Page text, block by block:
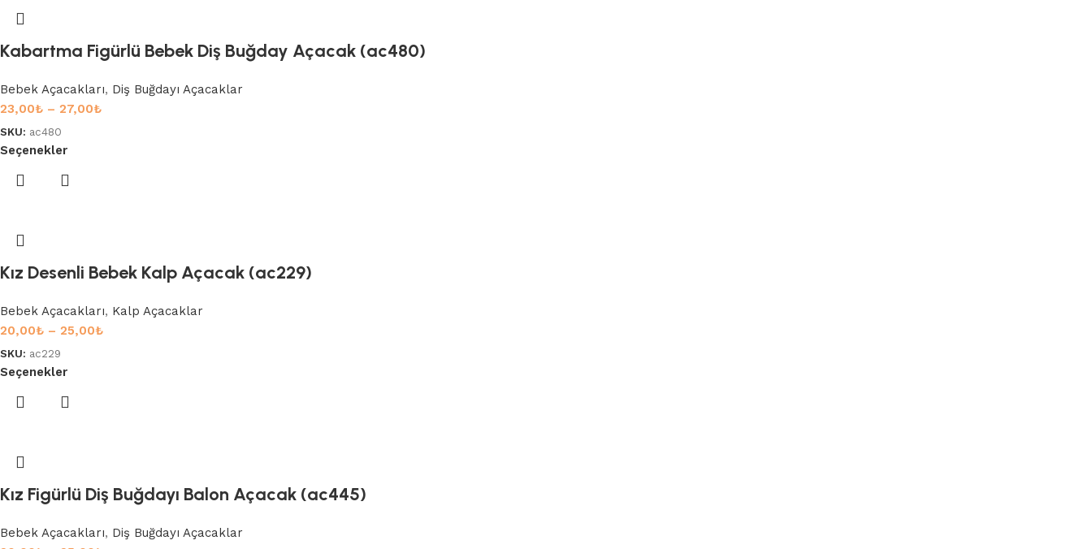
Kabartma Figürlü Bebek Diş Buğday Açacak (ac480)
Bebek Açacakları, Diş Buğdayı Açacaklar
23,00₺ – 27,00₺
SKU: ac480
Seçenekler
Kız Desenli Bebek Kalp Açacak (ac229)
Bebek Açacakları, Kalp Açacaklar
20,00₺ – 25,00₺
SKU: ac229
Seçenekler
Kız Figürlü Diş Buğdayı Balon Açacak (ac445)
Bebek Açacakları, Diş Buğdayı Açacaklar